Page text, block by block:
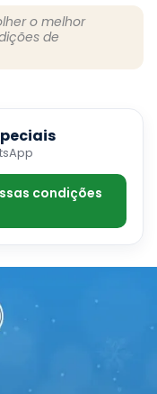
o melhor
de
condições